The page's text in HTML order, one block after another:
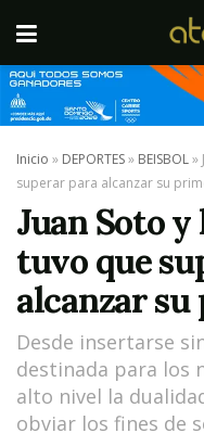
Inicio » DEPORTES» BEISBOL»
superar para alcanzar su
Juan Soto y
tuvo que
alcanzar
Desde insertarse
destinada para los
alto nivel la
obviar los fines de